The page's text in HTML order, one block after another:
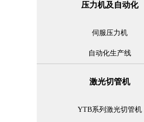
压力机及自动化
伺服压力机
自动化生产线
激光切管机
YTB系列激光切管机